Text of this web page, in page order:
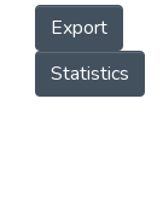
Export
Statistics